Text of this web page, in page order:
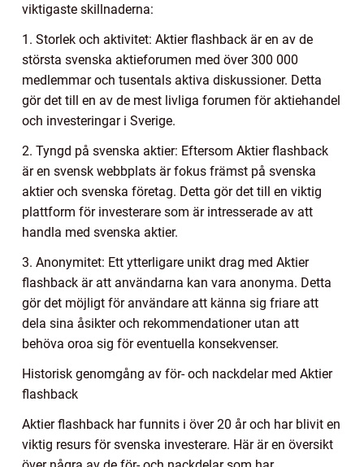
viktigaste skillnaderna:
1. Storlek och aktivitet: Aktier flashback är en av de
största svenska aktieforumen med över 300 000
medlemmar och tusentals aktiva diskussioner. Detta
gör det till en av de mest livliga forumen för aktiehandel
och investeringar i Sverige.
2. Tyngd på svenska aktier: Eftersom Aktier flashback
är en svensk webbplats är fokus främst på svenska
aktier och svenska företag. Detta gör det till en viktig
plattform för investerare som är intresserade av att
handla med svenska aktier.
3. Anonymitet: Ett ytterligare unikt drag med Aktier
flashback är att användarna kan vara anonyma. Detta
gör det möjligt för användare att känna sig friare att
dela sina åsikter och rekommendationer utan att
behöva oroa sig för eventuella konsekvenser.
Historisk genomgång av för- och nackdelar med Aktier
flashback
Aktier flashback har funnits i över 20 år och har blivit en
viktig resurs för svenska investerare. Här är en översikt